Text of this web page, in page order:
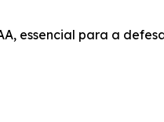
essencial para a